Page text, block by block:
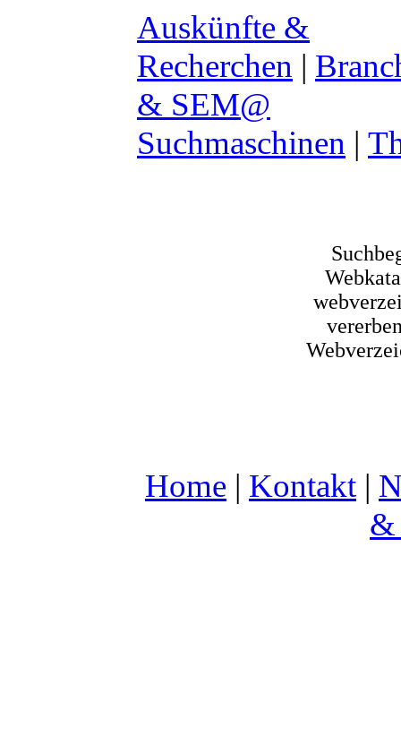
Auskünfte &
Recherchen |
& SEM@
Suchmaschinen |
Home | Kontakt |
&